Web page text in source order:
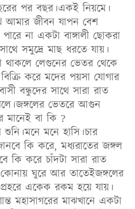
পর বছর।একই নিয়মে।
আমার জীবন যাপন বেশ
না একটা বাঙ্গালী ছোকরা
সমুদ্রে মাছ ধরতে যায়।
থাকলে লেগুনের ভেতর থেকে
করে মদের পয়সা যোগার
বন্ধুদের সাথে সারা রাত
ভেতরে আগুন
মানেই বা কি ?
মনে হাসি।চার
কি করে, মধ্যরাতের জঙ্গল
কি করে চাঁদটা সারা রাত
ঘুরে আর তাতেইজঙ্গলের
একেক রকম হয়ে যায়।
মহাসাগরের মাঝখানে একটা